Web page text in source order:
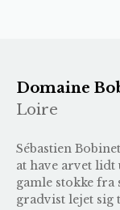
Domaine
Loire
Sébastien
at have arvet
gamle stokke fra
gradvist lejet sig